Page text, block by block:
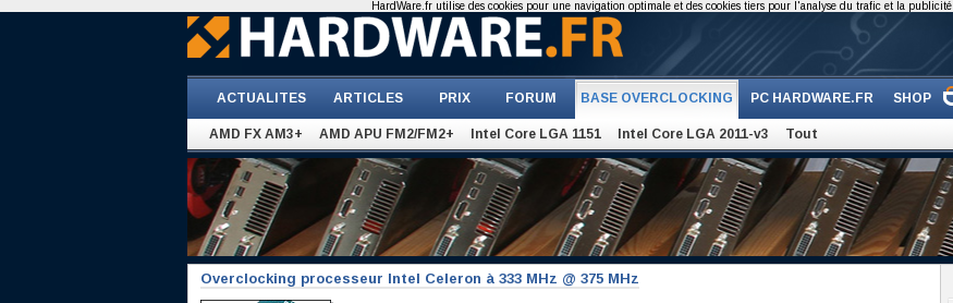
ACTUALITES ARTICLES PRIX FORUM BASE OVERCLOCKING PC HARDWARE.FR SHOP
AMD FX AM3+ AMD APU FM2/FM2+ Intel Core LGA 1151 Intel Core LGA 2011-v3 Tout
Overclocking processeur Intel Celeron à 333 MHz @ 375 MHz
HardWare.fr utilise des cookies pour une navigation optimale et des cookies tiers pour l'analyse du trafic et la publicité